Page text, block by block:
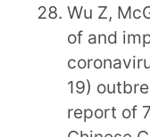
Wu Z,
of and
19)
report of